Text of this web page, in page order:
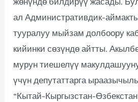
ал Административдик-
тууралуу мыйзам долбоору
кийинки сөзүндө айтты.
мурун тиешелүү
үчүн депутаттарга
“Кытай-Кыргызстан-